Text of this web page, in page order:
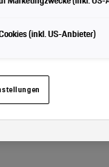
100%)
am Ende der Webseite.
für Marketingzwecke:
(inkl. US-Anbieter)